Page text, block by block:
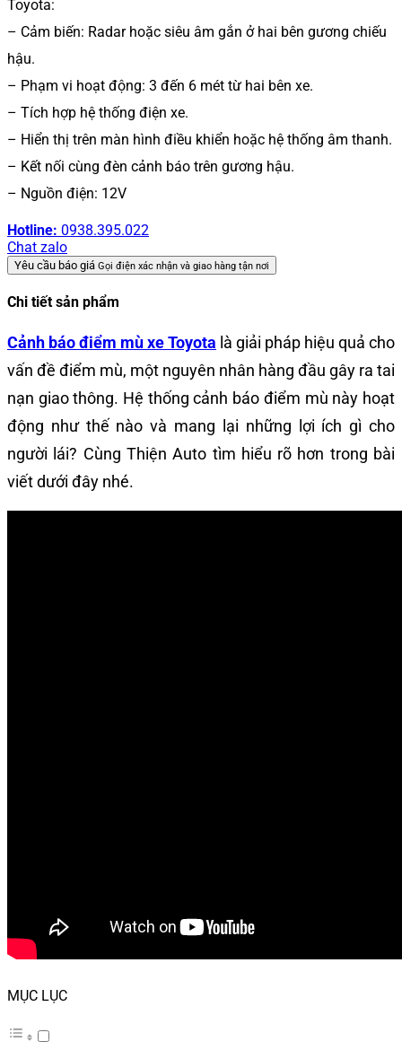
Toyota:
– Cảm biến: Radar hoặc siêu âm gắn ở hai bên gương chiếu
hậu.
– Phạm vi hoạt động: 3 đến 6 mét từ hai bên xe.
– Tích hợp hệ thống điện xe.
– Hiển thị trên màn hình điều khiển hoặc hệ thống âm thanh.
– Kết nối cùng đèn cảnh báo trên gương hậu.
– Nguồn điện: 12V
Hotline: 0938.395.022
Chat zalo
Yêu cầu báo giá Gọi điện xác nhận và giao hàng tận nơi
Chi tiết sản phẩm
Cảnh báo điểm mù xe Toyota là giải pháp hiệu quả cho
vấn đề điểm mù, một nguyên nhân hàng đầu gây ra tai
nạn giao thông. Hệ thống cảnh báo điểm mù này hoạt
động như thế nào và mang lại những lợi ích gì cho
người lái? Cùng Thiện Auto tìm hiểu rõ hơn trong bài
viết dưới đây nhé.
MỤC LỤC